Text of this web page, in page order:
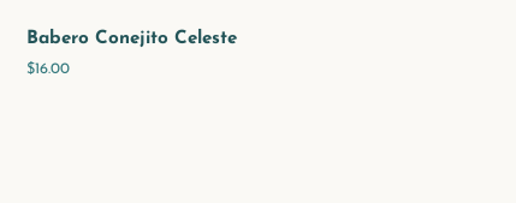
Babero Conejito Celeste
Precio
$16.00